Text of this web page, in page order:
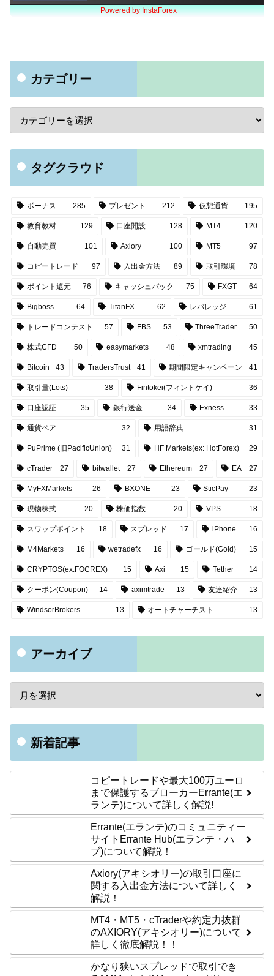
カテゴリー
タグクラウド
ボーナス 285 プレゼント 212 仮想通貨 195
教育教材 129 口座開設 128 MT4 120
自動売買 101 Axiory 100 MT5 97
コピートレード 97 入出金方法 89 取引環境 78
ポイント還元 76 キャッシュバック 75 FXGT 64
Bigboss 64 TitanFX 62 レバレッジ 61
トレードコンテスト 57 FBS 53 ThreeTrader 50
株式CFD 50 easymarkets 48 xmtrading 45
Bitcoin 43 TradersTrust 41 期間限定キャンペーン 41
取引量(Lots) 38 Fintokei(フィントケイ) 36
口座認証 35 銀行送金 34 Exness 33
通貨ペア 32 用語辞典 31
PuPrime (旧PacificUnion) 31 HF Markets(ex: HotForex) 29
cTrader 27 bitwallet 27 Ethereum 27 EA 27
MyFXMarkets 26 BXONE 23 SticPay 23
現物株式 20 株価指数 20 VPS 18
スワップポイント 18 スプレッド 17 iPhone 16
M4Markets 16 wetradefx 16 ゴールド(Gold) 15
CRYPTOS(ex.FOCREX) 15 Axi 15 Tether 14
クーポン(Coupon) 14 aximtrade 13 友達紹介 13
WindsorBrokers 13 オートチャーチスト 13
アーカイブ
新着記事
コピートレードや最大100万ユーロ
まで保護するブローカーErrante(エ
ランテ)について詳しく解説!
Errante(エランテ)のコミュニティー
サイトErrante Hub(エランテ・ハ
ブ)について解説！
Axiory(アキシオリー)の取引口座に
関する入出金方法について詳しく
解説！
MT4・MT5・cTraderや約定力抜群
のAXIORY(アキシオリー)について
詳しく徹底解説！！
かなり狭いスプレッドで取引でき